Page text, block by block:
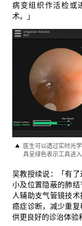
病变组织作活检或
术。」
医生可以透过实时光
具呈绿色表示工具进
吴教授续说：「有
小及位置隐蔽的肺
人辅助支气管镜技
癌症诊断，减少重
供更良好的诊治体验